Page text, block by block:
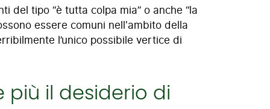
del tipo “è tutta colpa mia” o anche “la
essere comuni nell'ambito della
l’unico possibile vertice di
più il desiderio di